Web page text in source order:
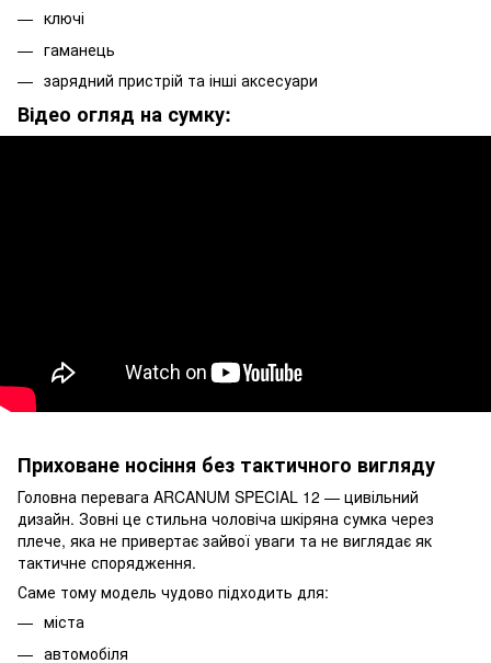
ключі
гаманець
зарядний пристрій та інші аксесуари
Відео огляд на сумку:
Приховане носіння без тактичного вигляду
Головна перевага ARCANUM SPECIAL 12 — цивільний
дизайн. Зовні це стильна чоловіча шкіряна сумка через
плече, яка не привертає зайвої уваги та не виглядає як
тактичне спорядження.
Саме тому модель чудово підходить для:
міста
автомобіля